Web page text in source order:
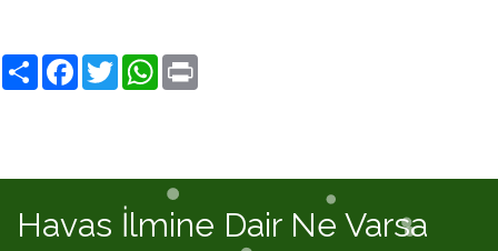
Share Facebook
TwitterWhatsApp
Havas İlmine Dair Ne Varsa